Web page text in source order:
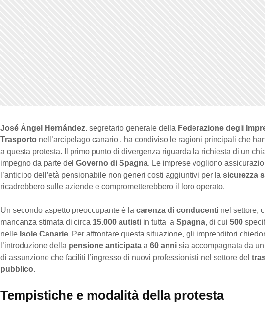
José Ángel Hernández, segretario generale della Federazione degli
Trasporto nell’arcipelago canario , ha condiviso le ragioni principali che
a questa protesta. Il primo punto di divergenza riguarda la richiesta di un
impegno da parte del Governo di Spagna. Le imprese vogliono
l’anticipo dell’età pensionabile non generi costi aggiuntivi per la sicurezza
ricadrebbero sulle aziende e comprometterebbero il loro operato.
Un secondo aspetto preoccupante è la carenza di conducenti nel settore,
mancanza stimata di circa 15.000 autisti in tutta la Spagna, di cui 500
nelle Isole Canarie. Per affrontare questa situazione, gli imprenditori
l’introduzione della pensione anticipata a 60 anni sia accompagnata da
di assunzione che faciliti l’ingresso di nuovi professionisti nel settore del
pubblico.
Tempistiche e modalità della protesta